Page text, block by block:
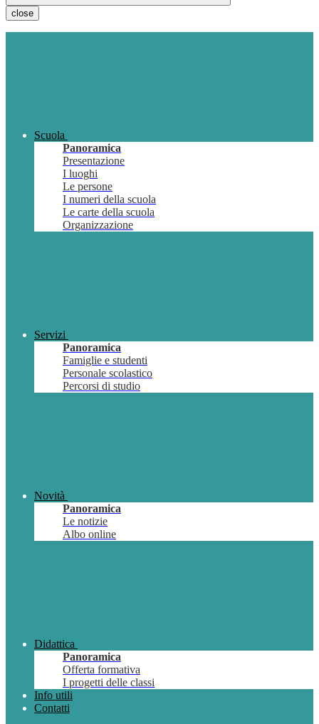
close
Scuola
Panoramica
Presentazione
I luoghi
Le persone
I numeri della scuola
Le carte della scuola
Organizzazione
Servizi
Panoramica
Famiglie e studenti
Personale scolastico
Percorsi di studio
Novità
Panoramica
Le notizie
Albo online
Didattica
Panoramica
Offerta formativa
I progetti delle classi
Info utili
Contatti